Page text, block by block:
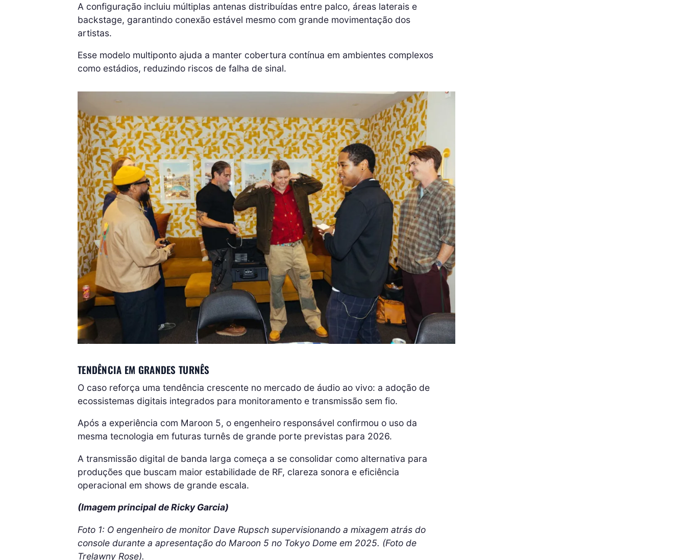
A configuração incluiu múltiplas antenas distribuídas entre palco, áreas laterais e
backstage, garantindo conexão estável mesmo com grande movimentação dos
artistas.
Esse modelo multiponto ajuda a manter cobertura contínua em ambientes complexos
como estádios, reduzindo riscos de falha de sinal.
TENDÊNCIA EM GRANDES TURNÊS
O caso reforça uma tendência crescente no mercado de áudio ao vivo: a adoção de
ecossistemas digitais integrados para monitoramento e transmissão sem fio.
Após a experiência com Maroon 5, o engenheiro responsável confirmou o uso da
mesma tecnologia em futuras turnês de grande porte previstas para 2026.
A transmissão digital de banda larga começa a se consolidar como alternativa para
produções que buscam maior estabilidade de RF, clareza sonora e eficiência
operacional em shows de grande escala.
(Imagem principal de Ricky Garcia)
Foto 1: O engenheiro de monitor Dave Rupsch supervisionando a mixagem atrás do
console durante a apresentação do Maroon 5 no Tokyo Dome em 2025. (Foto de
Trelawny Rose).